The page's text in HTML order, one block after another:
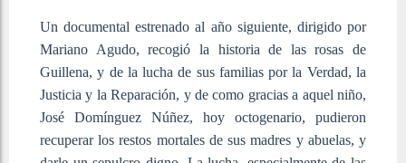
Un documental estrenado al año siguiente, dirigido por
Mariano Agudo, recogió la historia de las rosas de
Guillena, y de la lucha de sus familias por la Verdad, la
Justicia y la Reparación, y de como gracias a aquel niño,
José Domínguez Núñez, hoy octogenario, pudieron
recuperar los restos mortales de sus madres y abuelas, y